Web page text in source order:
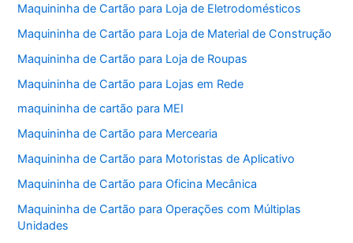
Maquininha de Cartão para Loja de Eletrodomésticos
Maquininha de Cartão para Loja de Material de Construção
Maquininha de Cartão para Loja de Roupas
Maquininha de Cartão para Lojas em Rede
maquininha de cartão para MEI
Maquininha de Cartão para Mercearia
Maquininha de Cartão para Motoristas de Aplicativo
Maquininha de Cartão para Oficina Mecânica
Maquininha de Cartão para Operações com Múltiplas
Unidades